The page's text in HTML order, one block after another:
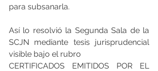
para subsanarla.
Así lo resolvió la Segunda Sala de la
SCJN mediante tesis jurisprudencial
visible bajo el rubro
CERTIFICADOS EMITIDOS POR EL